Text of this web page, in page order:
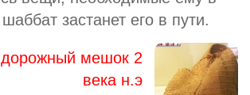
застанет его в пути.
дорожный мешок 2
века н.э